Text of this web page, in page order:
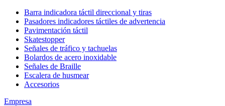
Barra indicadora táctil direccional y tiras
Pasadores indicadores táctiles de advertencia
Pavimentación táctil
Skatestopper
Señales de tráfico y tachuelas
Bolardos de acero inoxidable
Señales de Braille
Escalera de husmear
Accesorios
Empresa